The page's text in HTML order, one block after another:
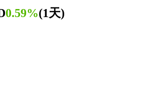
0.59%(1天)